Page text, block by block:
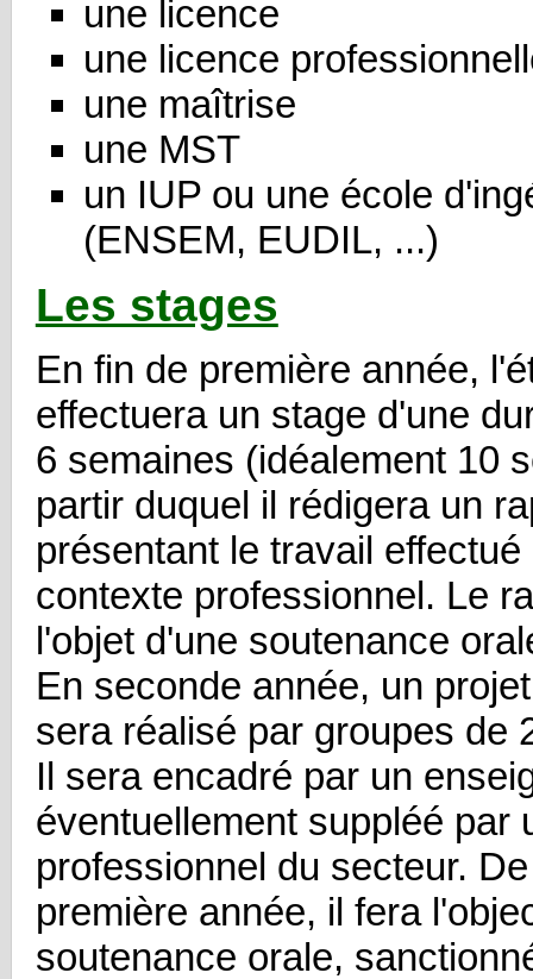
une licence
une licence
une maîtrise
une MST
un IUP ou une école
(ENSEM, EUDIL, ...)
Les stages
En fin de première année,
effectuera un stage d'une
6 semaines (idéalement 10
partir duquel il rédigera un
présentant le travail
contexte professionnel. Le
l'objet d'une soutenance
En seconde année, un
sera réalisé par groupes de
Il sera encadré par un
éventuellement suppléé par
professionnel du secteur.
première année, il fera
soutenance orale,